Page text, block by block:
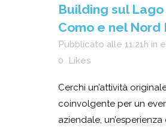
Building sul Lago
Como e nel Nord
Pubblicato alle 11:21h in
0
Likes
Cerchi un’attività
coinvolgente per un
aziendale, un’esperienza